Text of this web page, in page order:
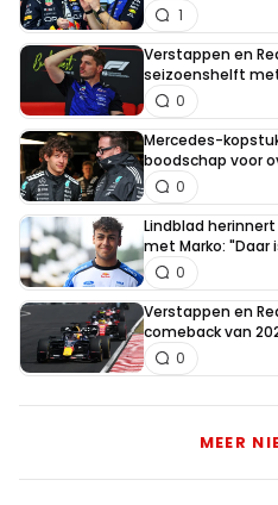
1
Verstappen en
seizoenshelft
0
Mercedes-
boodschap voor
0
Lindblad
met Marko: "Daar
0
Verstappen en
comeback van
0
MEER